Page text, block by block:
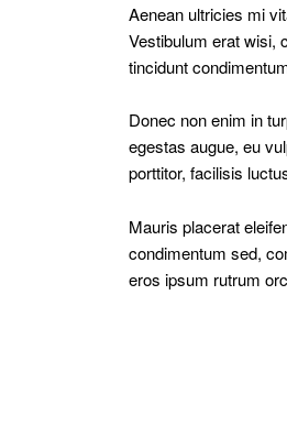
Aenean ultricies mi
Vestibulum erat wisi,
tincidunt
Donec non enim in
egestas augue, eu
porttitor, facilisis
Mauris placerat
condimentum sed,
eros ipsum rutrum